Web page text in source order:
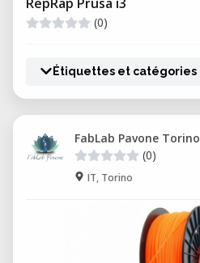
(0)
Étiquettes et catégories
FabLab Pavone Torino
(0)
IT, Torino